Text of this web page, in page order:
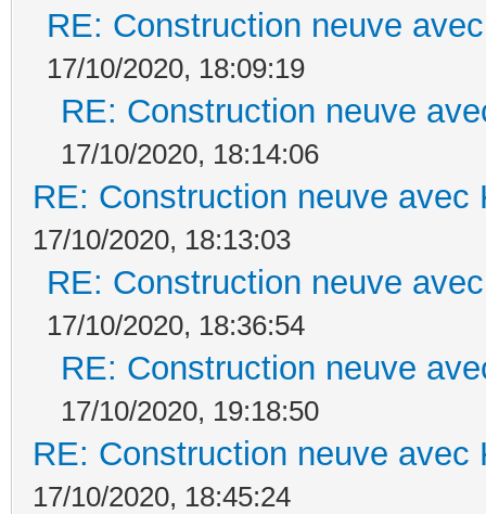
RE: Construction neuve
17/10/2020, 18:09:19
RE: Construction neuve
17/10/2020, 18:14:06
RE: Construction neuve avec
17/10/2020, 18:13:03
RE: Construction neuve
17/10/2020, 18:36:54
RE: Construction neuve
17/10/2020, 19:18:50
RE: Construction neuve avec
17/10/2020, 18:45:24